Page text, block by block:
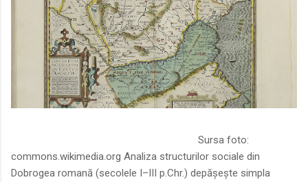
Sursa foto:
commons.wikimedia.org Analiza structurilor sociale din
Dobrogea romană (secolele I–III p.Chr.) depășește simpla